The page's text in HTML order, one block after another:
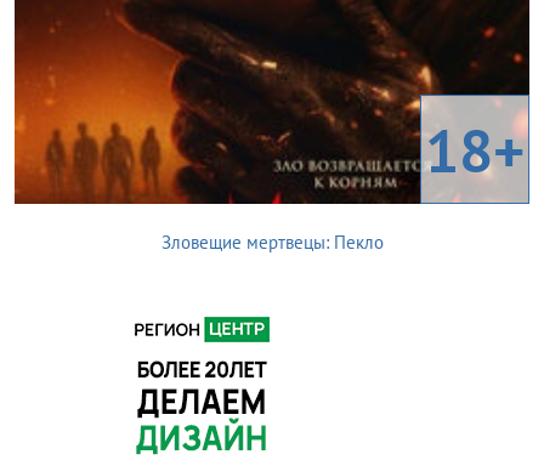
18+
Зловещие мертвецы: Пекло